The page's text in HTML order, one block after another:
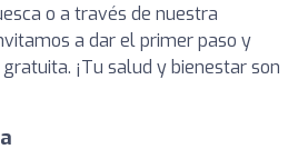
o a través de nuestra
a dar el primer paso y
¡Tu salud y bienestar son